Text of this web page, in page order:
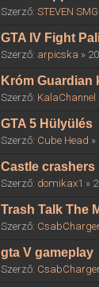
Szerző:STEVEN SMG
GTA IV Fight
Szerző: arpicska »
Króm Guardian
Szerző: KalaChannel
GTA 5 Hülyülés
Szerző: Cube Head
Castle crashers
Szerző: domikax1 »
Trash Talk The
Szerző:
gta V gameplay
Szerző: